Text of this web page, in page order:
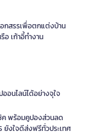
กสรรเพื่อตกแต่งบ้าน
อ เก้าอี้ทำงาน
อนไลน์ได้อย่างจุใจ
ค พร้อมคูปองส่วนลด
ยังใจดีส่งฟรีทั่วประเทศ